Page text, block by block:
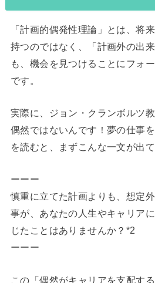
「計画的偶発性理論」とは、将
持つのではなく、「計画外の出
も、機会を見つけることにフォ
です。
実際に、ジョン・クランボルツ
偶然ではないんです！夢の仕事
を読むと、まずこんな一文が出て
ーーー
慎重に立てた計画よりも、想定
事が、あなたの人生やキャリア
じたことはありませんか？*2
ーーー
この「偶然がキャリアを支配す